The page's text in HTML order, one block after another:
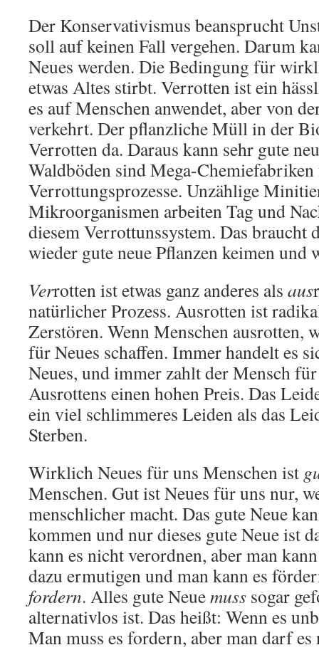
Der Konservativismus beansprucht
soll auf keinen Fall vergehen. Darum
Neues werden. Die Bedingung für
etwas Altes stirbt. Verrotten ist ein
es auf Menschen anwendet, aber von
verkehrt. Der pflanzliche Müll in der
Verrotten da. Daraus kann sehr gute
Waldböden sind Mega-
Verrottungsprozesse. Unzählige
Mikroorganismen arbeiten Tag und
diesem Verrottunssystem. Das braucht
wieder gute neue Pflanzen keimen und
Verrotten ist etwas ganz anderes als aus
natürlicher Prozess. Ausrotten ist
Zerstören. Wenn Menschen ausrotten,
für Neues schaffen. Immer handelt es
Neues, und immer zahlt der Mensch
Ausrottens einen hohen Preis. Das
ein viel schlimmeres Leiden als das
Sterben.
Wirklich Neues für uns Menschen ist
Menschen. Gut ist Neues für uns nur,
menschlicher macht. Das gute Neue
kommen und nur dieses gute Neue ist
kann es nicht verordnen, aber man
dazu ermutigen und man kann es
fordern. Alles gute Neuemuss sogar
alternativlos ist. Das heißt: Wenn es
Man muss es fordern, aber man darf